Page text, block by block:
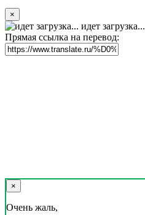
×
идет загрузка...
Прямая ссылка на перевод:
×
Очень жаль,